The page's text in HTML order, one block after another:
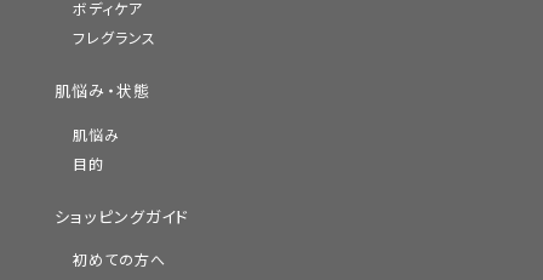
ボディケア
フレグランス
肌悩み・状態
肌悩み
目的
ショッピングガイド
初めての方へ